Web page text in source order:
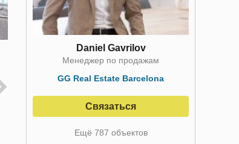
Daniel Gavrilov
Менеджер по продажам
GG Real Estate Barcelona
Связаться
Ещё 787 объектов